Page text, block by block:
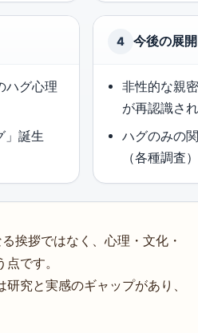
ハグ心理
」誕生
4 今後の展開
非性的な親
が再認識さ
ハグのみの
（各種調査）
挨拶ではなく、心理・文化・
です。
究と実感のギャップがあり、